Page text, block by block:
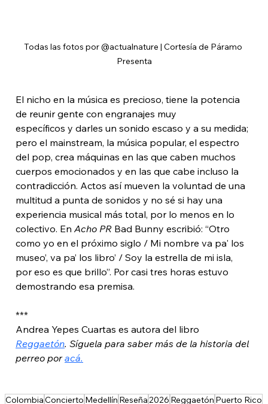
Todas las fotos por @actualnature | Cortesía de Páramo
Presenta
El nicho en la música es precioso, tiene la potencia
de reunir gente con engranajes muy
específicos y darles un sonido escaso y a su medida;
pero el mainstream, la música popular, el espectro
del pop, crea máquinas en las que caben muchos
cuerpos emocionados y en las que cabe incluso la
contradicción. Actos así mueven la voluntad de una
multitud a punta de sonidos y no sé si hay una
experiencia musical más total, por lo menos en lo
colectivo. En Acho PR Bad Bunny escribió: “Otro
como yo en el próximo siglo / Mi nombre va pa' los
museo’, va pa’ los libro’ / Soy la estrella de mi isla,
por eso es que brillo”. Por casi tres horas estuvo
demostrando esa premisa.
***
Andrea Yepes Cuartas es autora del libro
Reggaetón. Síguela para saber más de la historia del
perreo por acá.
ColombiaConcierto Medellín Reseña2026 Reggaetón Puerto Rico